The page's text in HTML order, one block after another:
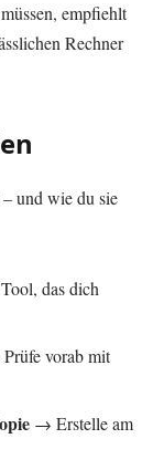
empfiehlt
Rechner
und wie du sie
das dich
vorab mit
→ Erstelle am